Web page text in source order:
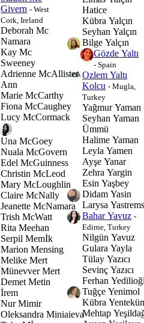
Givern - West
Cork, Ireland
Deborah Mc
Namara
Kay Mc
Sweeney
Adrienne McAllister
Ann
Marie McCarthy
Fiona McCaughey
Lucy McCormack
Una McGoey
Nuala McGovern
Edel McGuinness
Christin McLeod
Mary McLoughlin
Claire McNally
Jeanette McNamara
Trish McWatt
Rita Meehan
Serpil Memİk
Marion Mensing
Melike Mert
Münevver Mert
Demet Metin
İrem
Nur Mimir
Oleksandra Miniaieva
Hatice
Kübra Yalçın
Seyhan Yalçın
Bilge Yalçın
Gözde Yaltı
- Spain
Ozlem Yaltı
Kolcu - Mugla,
Turkey
Yağmur Yaman
Seyhan Yaman
Ümmü
Halime Yaman
Leyla Yamen
Ayşe Yanar
Zehra Yargin
Esin Yaşbey
Didam Yasin
Larysa
Bahar Yavuz -
Edirne, Turkey
Nilgün Yavuz
Gulara Yayla
Tülay Yazıcı
Sevinç Yazıcı
Ferhan
Tuğçe Yenimol
Kübra Yentekün
Mehtap